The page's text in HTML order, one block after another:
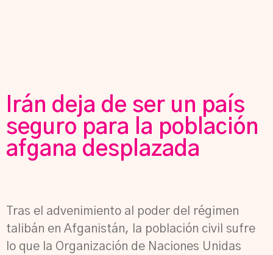
Irán deja de ser un país
seguro para la población
afgana desplazada
Tras el advenimiento al poder del régimen
talibán en Afganistán, la población civil sufre
lo que la Organización de Naciones Unidas